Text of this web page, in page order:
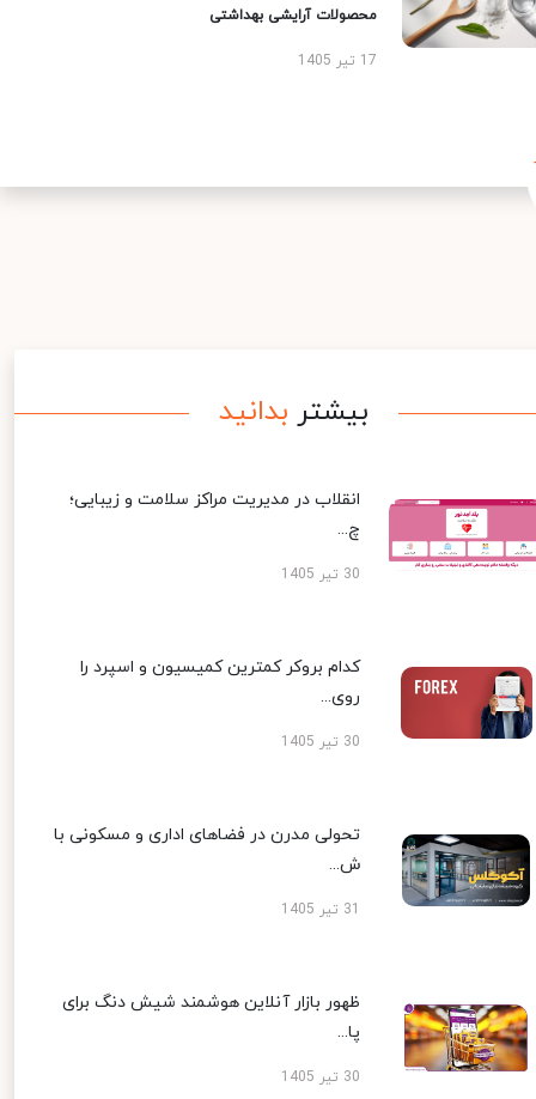
محصولات آرایشی بهداشتی
17 تیر 1405
بیشتر بدانید
انقلاب در مدیریت مراکز سلامت و زیبایی؛
چ...
30 تیر 1405
کدام بروکر کمترین کمیسیون و اسپرد را
روی...
30 تیر 1405
تحولی مدرن در فضاهای اداری و مسکونی با
ش...
ظهور بازار آنلاین هوشمند شیش دنگ برای
پا...
30 تیر 1405